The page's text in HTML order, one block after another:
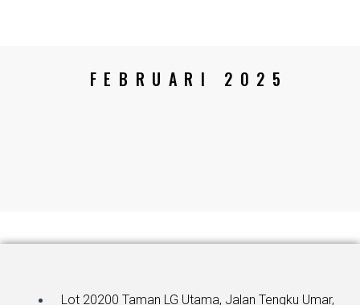
FEBRUARI 2025
Lot 20200 Taman LG Utama, Jalan Tengku Umar,